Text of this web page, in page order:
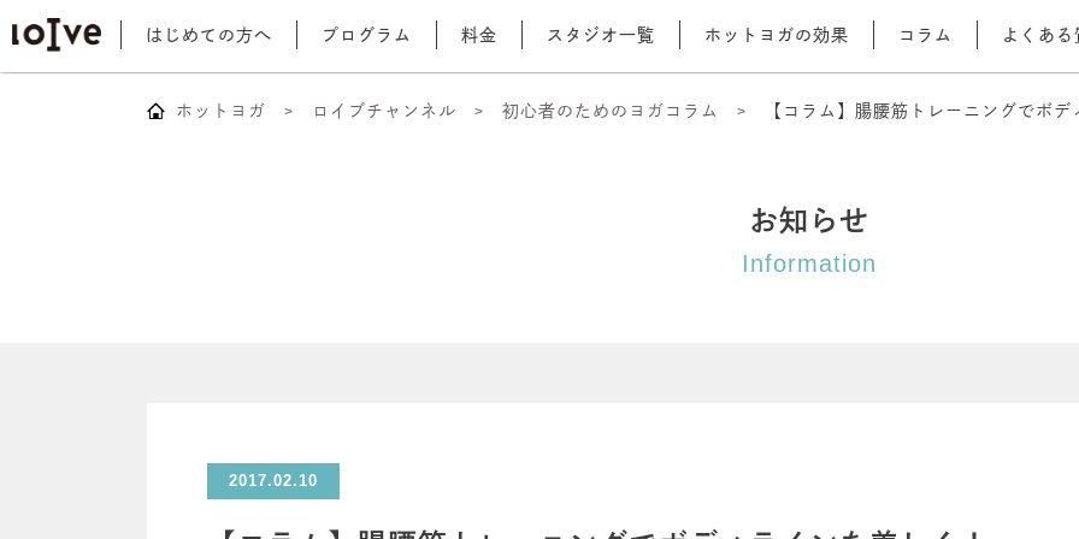
はじめての方へ プログラム 料金 スタジオ一覧 ホットヨガの効果 コラム よくある
ホットヨガ ロイブチャンネル 初心者のためのヨガコラム 【コラム】腸腰筋トレーニングでボデ
お知らせ
Information
2017.02.10